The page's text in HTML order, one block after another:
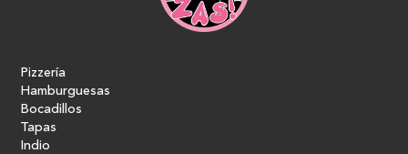
Pizzería
Hamburguesas
Bocadillos
Tapas
Indio